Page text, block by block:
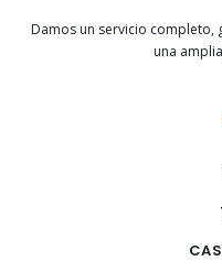
Damos un servicio
una